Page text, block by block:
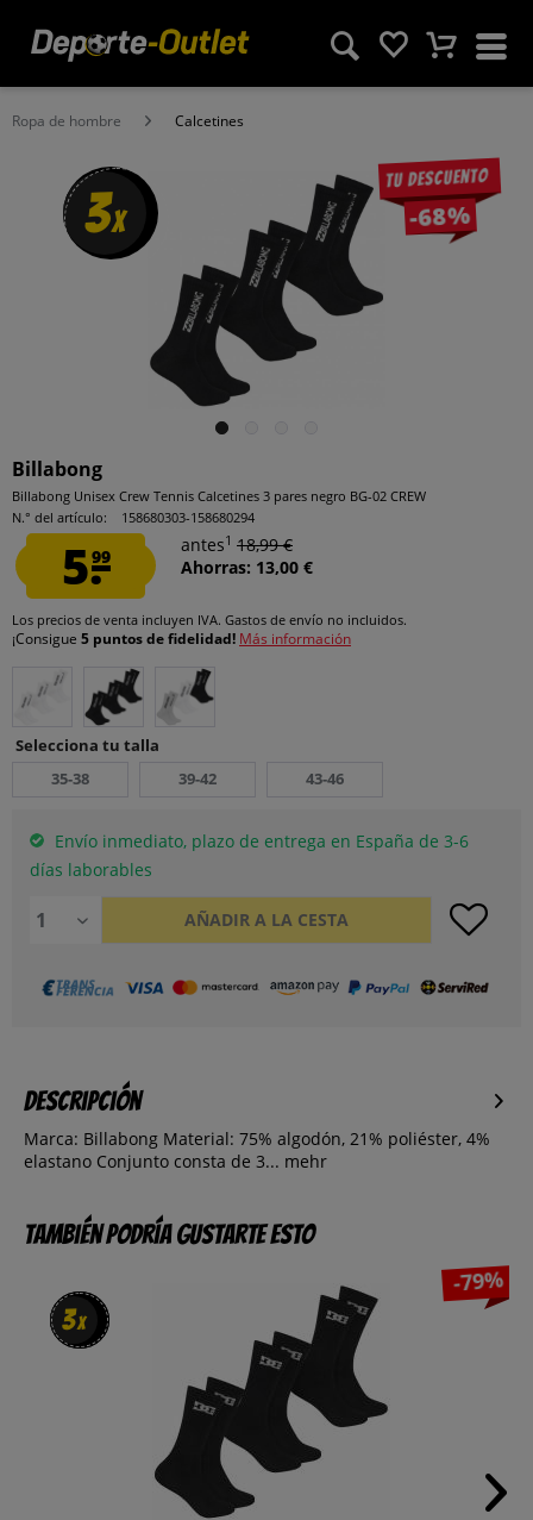
Ropa de hombre Calcetines
Tu descuento
-68%
3x
Billabong
Billabong Unisex Crew Tennis Calcetines 3 pares negro BG-02 CREW
N.° del artículo:
158680303-158680294
5.99
antes1 18,99 €
Ahorras: 13,00 €
Los precios de venta incluyen IVA. Gastos de envío no incluidos.
¡Consigue 5 puntos de fidelidad! Más información
Selecciona tu talla
35-38
39-42 43-46
Envío inmediato, plazo de entrega en España de 3-6
días laborables
AÑADIR A LA CESTA
Descripción
Marca: Billabong Material: 75% algodón, 21% poliéster, 4%
elastano Conjunto consta de 3... mehr
También podría gustarte esto
3x
3x
-79%